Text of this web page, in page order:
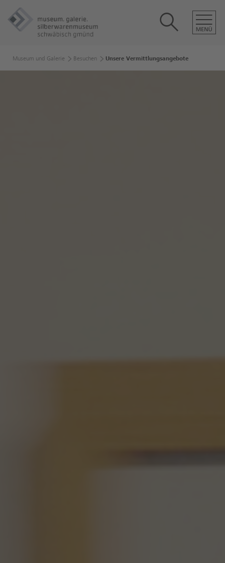
Museum und Galerie Besuchen Unsere Vermittlungsangebote